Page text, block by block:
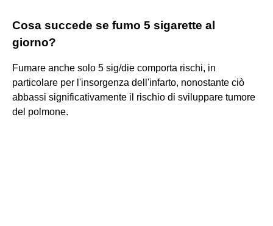
Cosa succede se fumo 5 sigarette al
giorno?
Fumare anche solo 5 sig/die comporta rischi, in
particolare per l'insorgenza dell'infarto, nonostante ciò
abbassi significativamente il rischio di sviluppare tumore
del polmone.